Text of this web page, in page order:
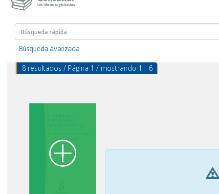
- Búsqueda avanzada -
8 resultados / Página 1 / mostrando 1 - 6